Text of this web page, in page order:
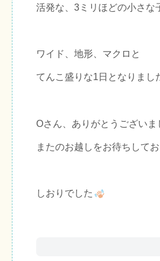
活発な、3ミリほどの小さな
ワイド、地形、マクロと
てんこ盛りな1日となりまし
Oさん、ありがとうございま
またのお越しをお待ちして
しおりでした